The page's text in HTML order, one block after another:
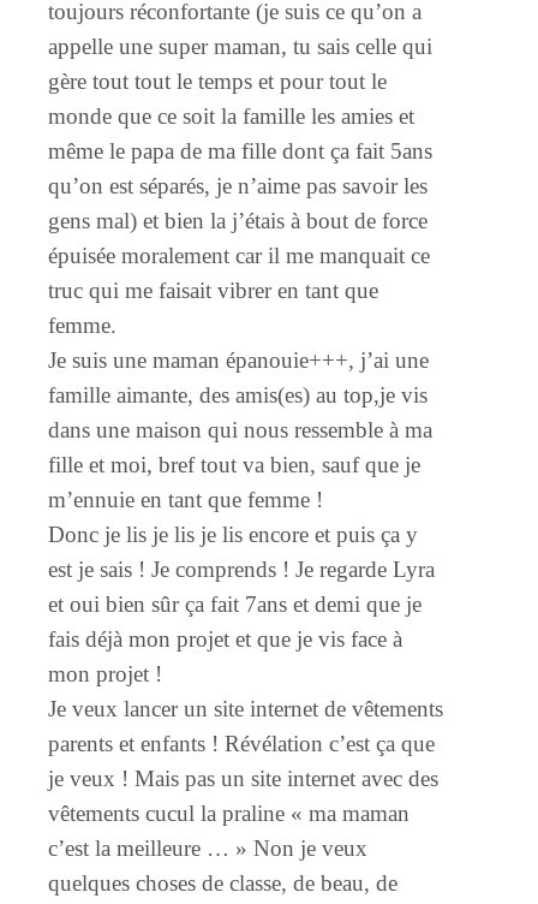
toujours réconfortante (je suis ce qu’on a
appelle une super maman, tu sais celle qui
gère tout tout le temps et pour tout le
monde que ce soit la famille les amies et
même le papa de ma fille dont ça fait 5ans
qu’on est séparés, je n’aime pas savoir les
gens mal) et bien la j’étais à bout de force
épuisée moralement car il me manquait ce
truc qui me faisait vibrer en tant que
femme.
Je suis une maman épanouie+++, j’ai une
famille aimante, des amis(es) au top,je vis
dans une maison qui nous ressemble à ma
fille et moi, bref tout va bien, sauf que je
m’ennuie en tant que femme !
Donc je lis je lis je lis encore et puis ça y
est je sais ! Je comprends ! Je regarde Lyra
et oui bien sûr ça fait 7ans et demi que je
fais déjà mon projet et que je vis face à
mon projet !
Je veux lancer un site internet de vêtements
parents et enfants ! Révélation c’est ça que
je veux ! Mais pas un site internet avec des
vêtements cucul la praline « ma maman
c’est la meilleure … » Non je veux
quelques choses de classe, de beau, de